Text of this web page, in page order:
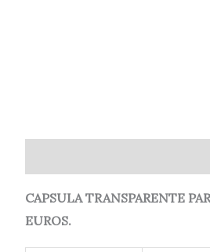
CAPSULA TRANSPARENTE
EUROS.